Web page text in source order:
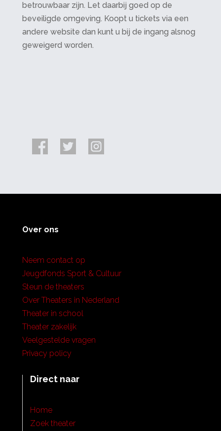
betrouwbaar zijn. Let daarbij goed op de
beveiligde omgeving. Koopt u tickets via een
andere website dan kunt u bij de ingang alsnog
geweigerd worden.
Over ons
Neem contact op
Jeugdfonds Sport & Cultuur
Steun de theaters
Over Theaters in Nederland
Theater in school
Theater zakelijk
Veelgestelde vragen
Privacy policy
Direct naar
Home
Zoek theater